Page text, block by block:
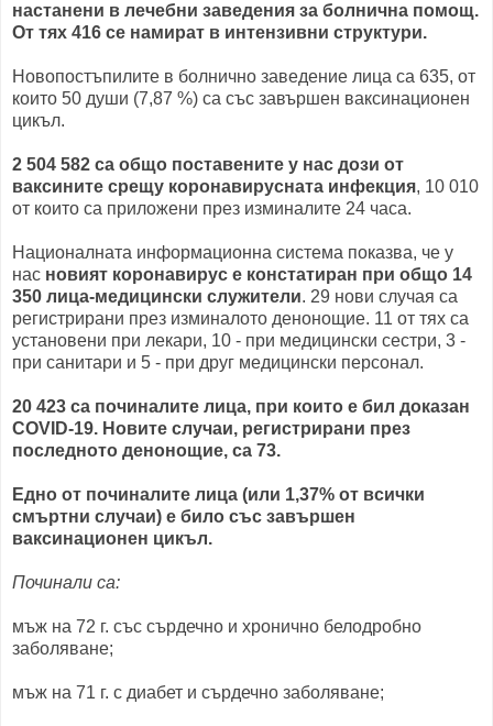
настанени в лечебни заведения за болнична помощ.
От тях 416 се намират в интензивни структури.
Новопостъпилите в болнично заведение лица са 635, от
които 50 души (7,87 %) са със завършен ваксинационен
цикъл.
2 504 582 са общо поставените у нас дози от
ваксините срещу коронавирусната инфекция, 10 010
от които са приложени през изминалите 24 часа.
Националната информационна система показва, че у
нас новият коронавирус е констатиран при общо 14
350 лица-медицински служители. 29 нови случая са
регистрирани през изминалото денонощие. 11 от тях са
установени при лекари, 10 - при медицински сестри, 3 -
при санитари и 5 - при друг медицински персонал.
20 423 са починалите лица, при които е бил доказан
COVID-19. Новите случаи, регистрирани през
последното денонощие, са 73.
Едно от починалите лица (или 1,37% от всички
смъртни случаи) е било със завършен
ваксинационен цикъл.
Починали са:
мъж на 72 г. със сърдечно и хронично белодробно
заболяване;
мъж на 71 г. с диабет и сърдечно заболяване;